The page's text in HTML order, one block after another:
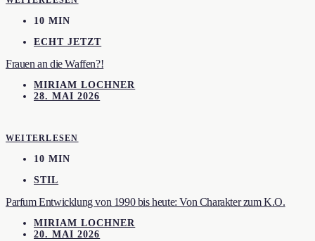
10 MIN
ECHT JETZT
Frauen an die Waffen?!
MIRIAM LOCHNER
28. MAI 2026
WEITERLESEN
10 MIN
STIL
Parfum Entwicklung von 1990 bis heute: Von Charakter zum K.O.
MIRIAM LOCHNER
20. MAI 2026